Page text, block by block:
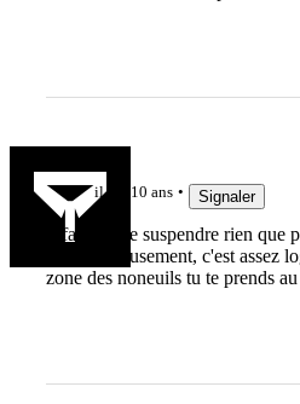
il y a 10 ans Signaler
Il faudrait le suspendre rien que
! Plus serieusement, c'est assez
zone des noneuils tu te prends